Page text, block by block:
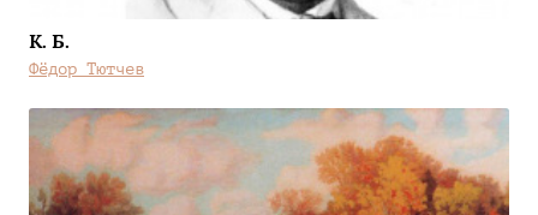
К. Б.
Фёдор Тютчев